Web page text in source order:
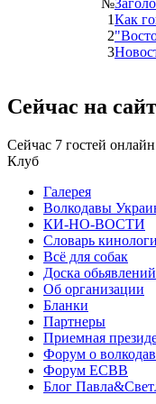
№
1Как
2
3
Сейчас на
Сейчас 7 гостей онлайн
Клуб
Галерея
Волкодавы
КИ-НО-ВОСТИ
Словарь
Всё для собак
Доска обьявлений
Об организации
Бланки
Партнеры
Приемная
Форум о
Форум ЕСВВ
Блог